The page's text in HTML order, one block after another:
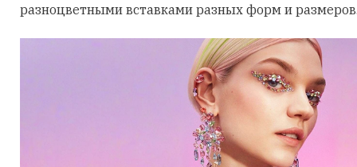
разноцветными вставками разных форм и